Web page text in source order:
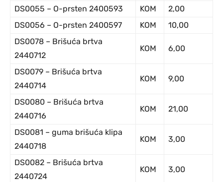
DS0055 – O-prsten 2400593
KOM
2,00
DS0056 – O-prsten 2400597
KOM
10,00
DS0078 – Brišuća brtva
2440712
KOM 6,00
DS0079 – Brišuća brtva
2440714
KOM 9,00
DS0080 – Brišuća brtva
2440716
KOM 21,00
DS0081 – guma brišuća klipa
2440718
KOM 3,00
DS0082 – Brišuća brtva
2440724
KOM 3,00